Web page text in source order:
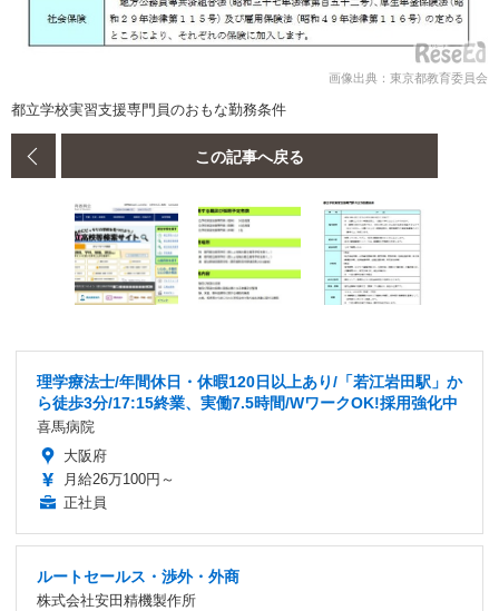
画像出典：東京都教育委員会
都立学校実習支援専門員のおもな勤務条件
この記事へ戻る
理学療法士/年間休日・休暇120日以上あり/「若江岩田駅」か
ら徒歩3分/17:15終業、実働7.5時間/WワークOK!採用強化中
喜馬病院
大阪府
月給26万100円～
正社員
ルートセールス・渉外・外商
株式会社安田精機製作所